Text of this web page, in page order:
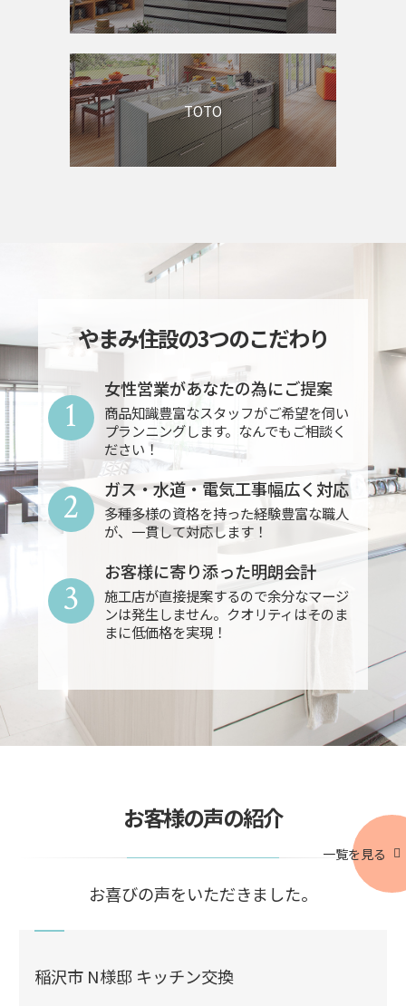
TOTO
やまみ住設の3つのこだわり
女性営業があなたの為にご提案
商品知識豊富なスタッフがご希望を伺い
プランニングします。なんでもご相談く
ださい！
1
ガス・水道・電気工事幅広く対応
多種多様の資格を持った経験豊富な職人
が、一貫して対応します！
2
お客様に寄り添った明朗会計
施工店が直接提案するので余分なマージ
ンは発生しません。クオリティはそのま
まに低価格を実現！
3
お客様の声の紹介
お喜びの声をいただきました。
一覧を見る
稲沢市 N様邸 キッチン交換